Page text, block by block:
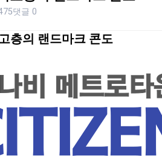
댓글 0
층의 랜드마크 콘도